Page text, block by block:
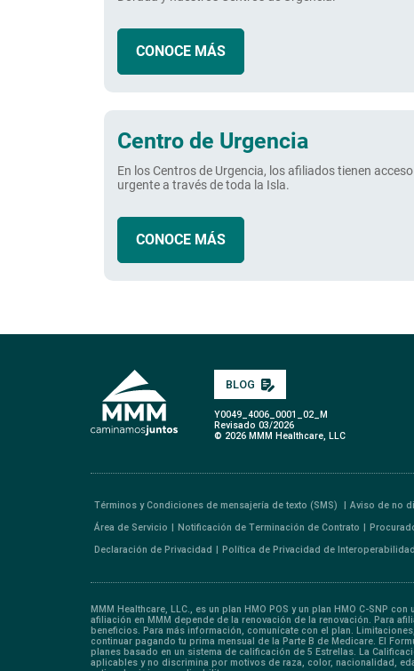
CONOCE MÁS
Centro de Urgencia
En los Centros de Urgencia, los afiliados tienen
urgente a través de toda la Isla.
CONOCE MÁS
BLOG
Y0049_4006_0001_02_M
Revisado 03/2026
© 2026 MMM Healthcare, LLC
Términos y Condiciones de mensajería de texto (SMS)
Aviso de no
Área de Servicio
Notificación de Terminación de Contrato
Declaración de Privacidad
Política de Privacidad de Interoperabilidad
MMM Healthcare, LLC., es un plan HMO POS y un plan HMO C-SNP
afiliación en MMM depende de la renovación de la renovación. Para
beneficios. Para más información, comunícate con el plan.
continuar pagando tu prima mensual de la Parte B de Medicare. El
planes basado en un sistema de calificación de 5 Estrellas. La
aplicables y no discrimina por motivos de raza, color, nacionalidad,